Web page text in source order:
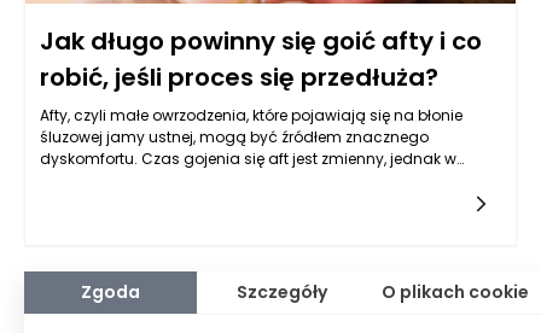
Jak długo powinny się goić afty i co
robić, jeśli proces się przedłuża?
Afty, czyli małe owrzodzenia, które pojawiają się na błonie
śluzowej jamy ustnej, mogą być źródłem znacznego
dyskomfortu. Czas gojenia się aft jest zmienny, jednak w
tkanki. W sytuacji, gdy afty utrzymują się dłużej niż dwa
tygodnie, warto skonsultować się z lekarzem w celu ustalenia
potencjalnych przyczyn przedłużającego się stanu zapalnego
Zgoda Szczegóły O plikach cookie